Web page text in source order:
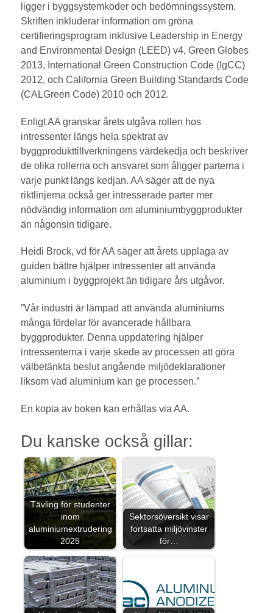
ligger i byggsystemkoder och bedömningssystem.
Skriften inkluderar information om gröna
certifieringsprogram inklusive Leadership in Energy
and Environmental Design (LEED) v4, Green Globes
2013, International Green Construction Code (IgCC)
2012, och California Green Building Standards Code
(CALGreen Code) 2010 och 2012.
Enligt AA granskar årets utgåva rollen hos
intressenter längs hela spektrat av
byggprodukttillverkningens värdekedja och beskriver
de olika rollerna och ansvaret som åligger parterna i
varje punkt längs kedjan. AA säger att de nya
riktlinjerna också ger intresserade parter mer
nödvändig information om aluminiumbyggprodukter
än någonsin tidigare.
Heidi Brock, vd för AA säger att årets upplaga av
guiden bättre hjälper intressenter att använda
aluminium i byggprojekt än tidigare års utgåvor.
”Vår industri är lämpad att använda aluminiums
många fördelar för avancerade hållbara
byggprodukter. Denna uppdatering hjälper
intressenterna i varje skede av processen att göra
välbetänkta beslut angående miljödeklarationer
liksom vad aluminium kan ge processen.”
En kopia av boken kan erhållas via AA.
Du kanske också gillar:
Tävling för studenter
inom
aluminiumextrudering
2025
Sektorsöversikt visar
fortsatta miljövinster
för…